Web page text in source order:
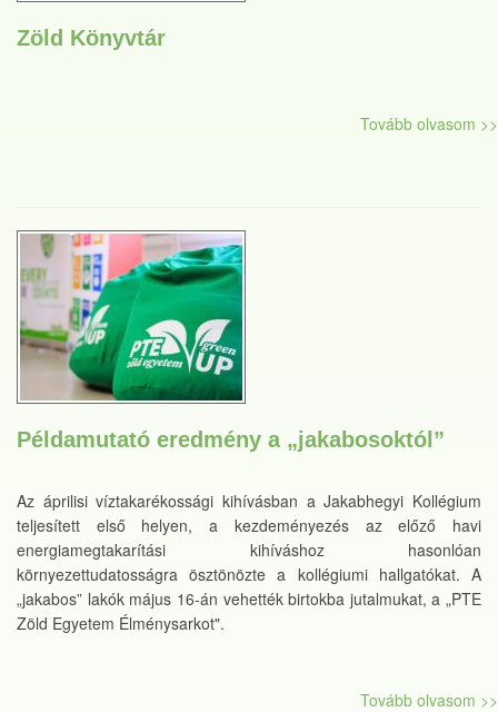
Zöld Könyvtár
Tovább olvasom >>
Példamutató eredmény a „jakabosoktól”
Az áprilisi víztakarékossági kihívásban a Jakabhegyi Kollégium
teljesített első helyen, a kezdeményezés az előző havi
energiamegtakarítási kihíváshoz hasonlóan
környezettudatosságra ösztönözte a kollégiumi hallgatókat. A
„jakabos” lakók május 16-án vehették birtokba jutalmukat, a „PTE
Zöld Egyetem Élménysarkot".
Tovább olvasom >>